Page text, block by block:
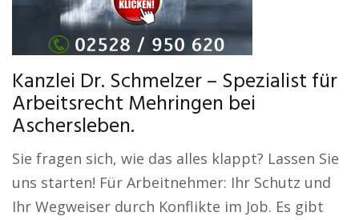
Kanzlei Dr. Schmelzer – Spezialist für
Arbeitsrecht Mehringen bei
Aschersleben.
Sie fragen sich, wie das alles klappt? Lassen Sie
uns starten! Für Arbeitnehmer: Ihr Schutz und
Ihr Wegweiser durch Konflikte im Job. Es gibt